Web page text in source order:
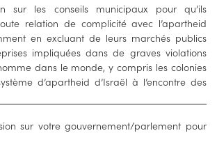
sur les conseils municipaux pour qu’ils
relation de complicité avec l’apartheid
en excluant de leurs marchés publics
impliquées dans de graves violations
dans le monde, y compris les colonies
d’apartheid d’Israël à l’encontre des
sur votre gouvernement/parlement pour